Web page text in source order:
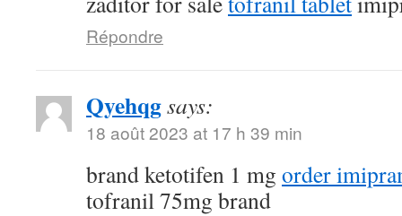
Répondre
Qyehqgsays:
18 août 2023 at 17 h 39 min
brand ketotifen 1 mg order
tofranil 75mg brand